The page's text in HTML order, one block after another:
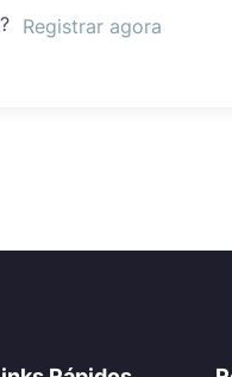
Registrar agora